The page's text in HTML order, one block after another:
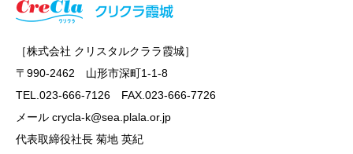
［株式会社 クリスタルクララ霞城］
〒990-2462 山形市深町1-1-8
TEL.023-666-7126 FAX.023-666-7726
メール crycla-k@sea.plala.or.jp
代表取締役社長 菊地 英紀